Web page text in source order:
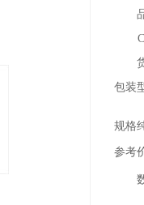
包装
规格
参考